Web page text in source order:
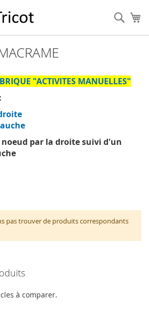
"ACTIVITES MANUELLES"
noeud par la droite suivi d'un
pas trouver de produits correspondants
à comparer.